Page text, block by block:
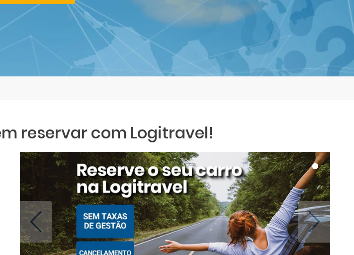
reservar com Logitravel!